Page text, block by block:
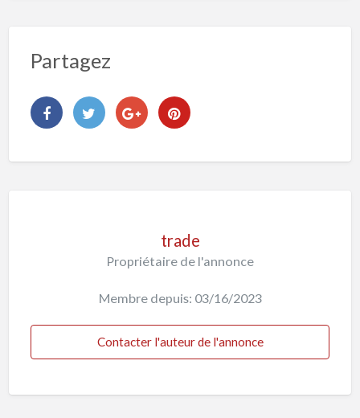
Partagez
trade
Propriétaire de l'annonce
Membre depuis: 03/16/2023
Contacter l'auteur de l'annonce